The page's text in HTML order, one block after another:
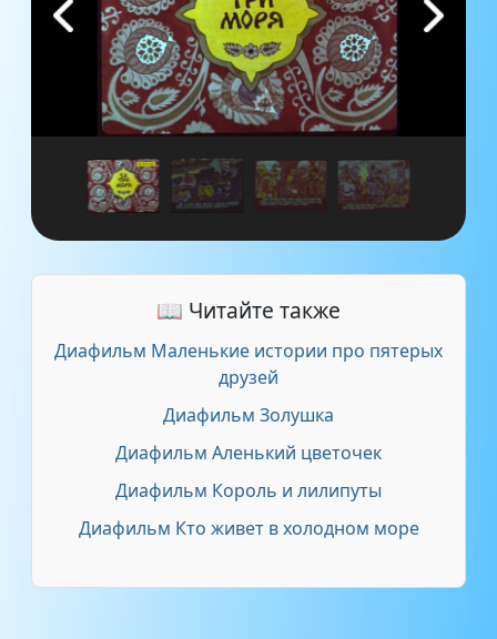
📖 Читайте также
Диафильм Маленькие истории про пятерых
друзей
Диафильм Золушка
Диафильм Аленький цветочек
Диафильм Король и лилипуты
Диафильм Кто живет в холодном море